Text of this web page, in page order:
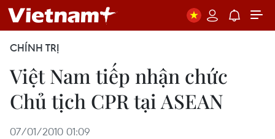
CHÍNH TRỊ
Việt Nam tiếp nhận chức
Chủ tịch CPR tại ASEAN
07/01/2010 01:09